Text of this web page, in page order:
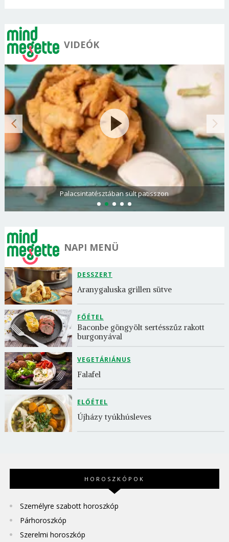
VIDEÓK
Palacsintatésztában sült patisszon
NAPI MENÜ
DESSZERT
Aranygaluska grillen sütve
FŐÉTEL
Baconbe göngyölt sertésszűz rakott
burgonyával
VEGETÁRIÁNUS
Falafel
ELŐÉTEL
Újházy tyúkhúsleves
HOROSZKÓPOK
Személyre szabott horoszkóp
Párhoroszkóp
Szerelmi horoszkóp